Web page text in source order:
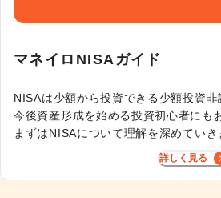
マネイロNISAガイド
NISAは少額から投資できる少額投資非
今後資産形成を始める投資初心者にも
まずはNISAについて理解を深めていき
詳しく見る